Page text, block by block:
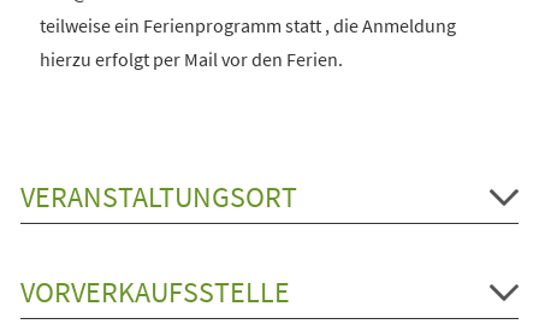
teilweise ein Ferienprogramm statt , die Anmeldung
hierzu erfolgt per Mail vor den Ferien.
VERANSTALTUNGSORT
VORVERKAUFSSTELLE